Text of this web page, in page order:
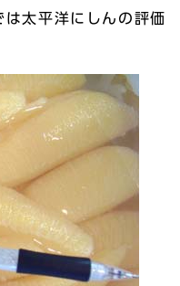
太平洋にしんの評価